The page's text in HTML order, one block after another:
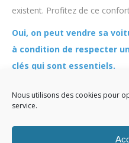
Nous utilisons des cookies pour
service.
existent. Profitez de ce
Oui, on peut vendre sa
à condition de respecter
clés qui sont essentiels.